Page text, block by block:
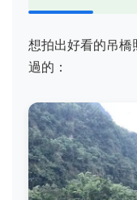
想拍出好看的吊
過的：